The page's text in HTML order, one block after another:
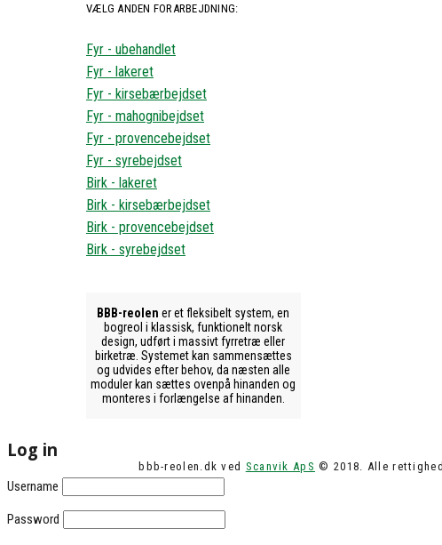
VÆLG ANDEN FORARBEJDNING:
Fyr - ubehandlet
Fyr - lakeret
Fyr - kirsebærbejdset
Fyr - mahognibejdset
Fyr - provencebejdset
Fyr - syrebejdset
Birk - lakeret
Birk - kirsebærbejdset
Birk - provencebejdset
Birk - syrebejdset
BBB-reolen er et fleksibelt system, en
bogreol i klassisk, funktionelt norsk
design, udført i massivt fyrretræ eller
birketræ. Systemet kan sammensættes
og udvides efter behov, da næsten alle
moduler kan sættes ovenpå hinanden og
monteres i forlængelse af hinanden.
bbb-reolen.dk ved Scanvik ApS © 2018. Alle
Log in
Username
Password